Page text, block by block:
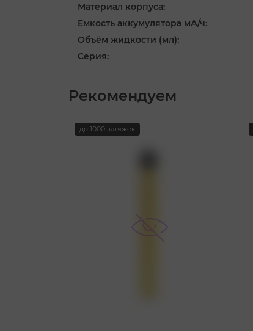
Материал корпуса:
Емкость аккумулятора мА/ч:
Объём жидкости (мл):
Серия:
Рекомендуем
до 1000 затяжек